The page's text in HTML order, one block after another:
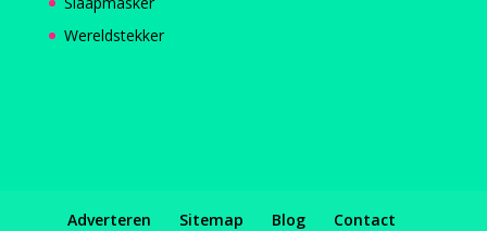
Wereldstekker
Adverteren Sitemap Blog Contact